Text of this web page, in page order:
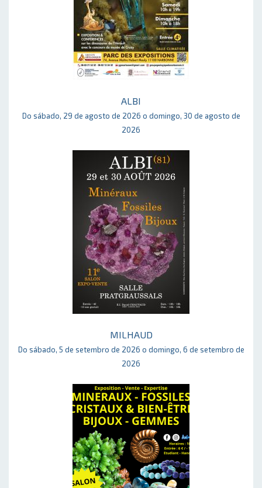
ALBI
Do sábado, 29 de agosto de 2026 o domingo, 30 de agosto de
2026
MILHAUD
Do sábado, 5 de setembro de 2026 o domingo, 6 de setembro de
2026